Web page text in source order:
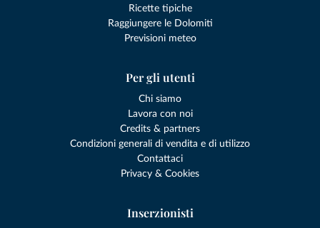
Ricette tipiche
Raggiungere le Dolomiti
Previsioni meteo
Per gli utenti
Chi siamo
Lavora con noi
Credits & partners
Condizioni generali di vendita e di utilizzo
Contattaci
Privacy & Cookies
Inserzionisti